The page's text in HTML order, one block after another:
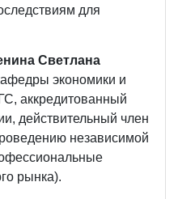
для
Светлана
экономики и
аккредитованный
действительный член
независимой
рынка).